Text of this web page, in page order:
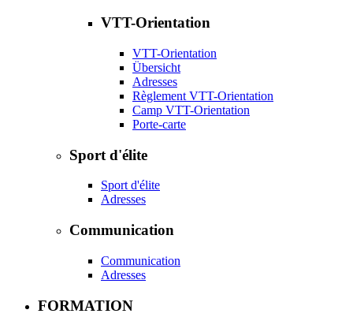
VTT-Orientation
VTT-Orientation
Übersicht
Adresses
Règlement VTT-Orientation
Camp VTT-Orientation
Porte-carte
Sport d'élite
Sport d'élite
Adresses
Communication
Communication
Adresses
FORMATION